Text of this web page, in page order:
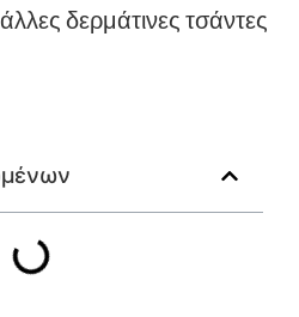
δερμάτινες τσάντες